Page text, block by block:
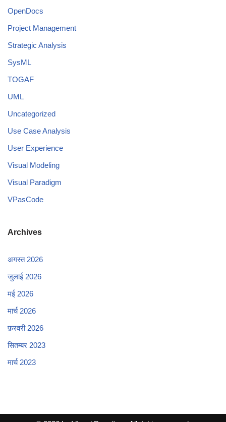
OpenDocs
Project Management
Strategic Analysis
SysML
TOGAF
UML
Uncategorized
Use Case Analysis
User Experience
Visual Modeling
Visual Paradigm
VPasCode
Archives
अगस्त 2026
जुलाई 2026
मई 2026
मार्च 2026
फ़रवरी 2026
सितम्बर 2023
मार्च 2023